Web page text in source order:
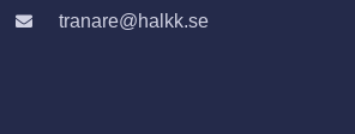
tranare@halkk.se